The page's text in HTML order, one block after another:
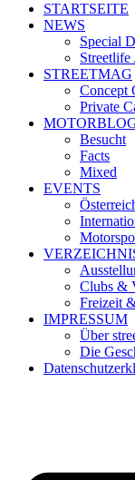
STARTSEITE
NEWS
Special
STREETMAG
Concept
Private
Besucht
Facts
Mixed
EVENTS
Clubs &
Freizeit
IMPRESSUM
Über
Die